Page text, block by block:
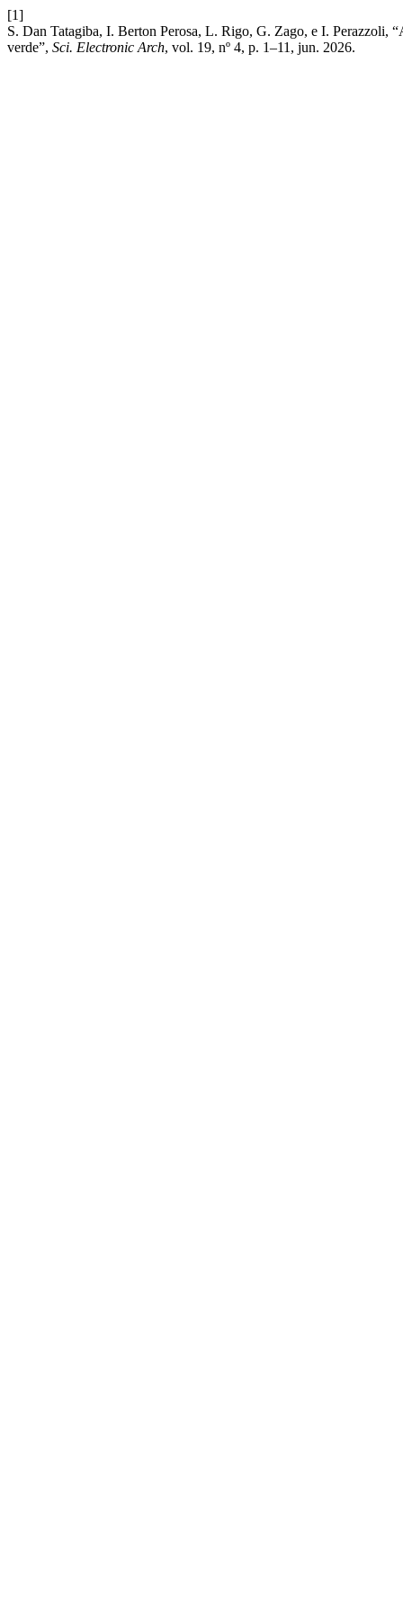
[1]
S. Dan Tatagiba, I. Berton Perosa, L. Rigo, G. Zago, e I. Perazzoli,
verde”, Sci. Electronic Arch, vol. 19, nº 4, p. 1–11, jun. 2026.